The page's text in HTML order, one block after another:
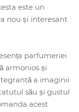
este un
nou și interesant
parfumeriei
armonios și
a imaginii
său și gustul
acest